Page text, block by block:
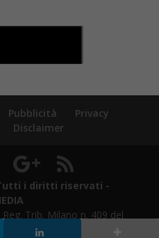
Pubblicità
Privacy
Disclaimer
i diritti riservati -
Trib. Milano n. 409 del
21424 del 3/8/2011